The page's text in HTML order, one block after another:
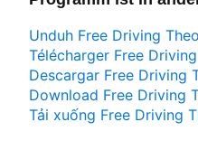
Unduh Free Driving
Télécharger Free
Descargar Free Driving
Download Free Driving
Tải xuống Free Driving